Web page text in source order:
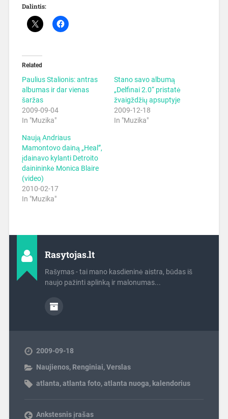
Dalintis:
Related
Paulius Stalionis: antras
albumas ir dar vienas
šaržas
2009-09-04
In "Muzika"
Stano savo albumą
„Delfinai 2.0“ pristatė
žvaigždžių apsuptyje
2009-12-18
In "Muzika"
Naują Andriaus
Mamontovo dainą „Heal”,
įdainavo kylanti Detroito
dainininkė Monica Blaire
(video)
2010-02-17
In "Muzika"
Rasytojas.lt
Rašymas - tai mano kasdieninė aistra, būdas iš
naujo pažinti aplinką ir malonumas...
2009-09-18
Naujienos, Renginiai,Verslas
atlanta,atlanta foto,atlanta nuoga, kalendorius
Ankstesnis įrašas